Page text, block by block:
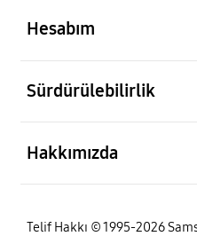
Hesabım
Sürdürülebilirlik
Hakkımızda
Telif Hakkı © 1995-2026